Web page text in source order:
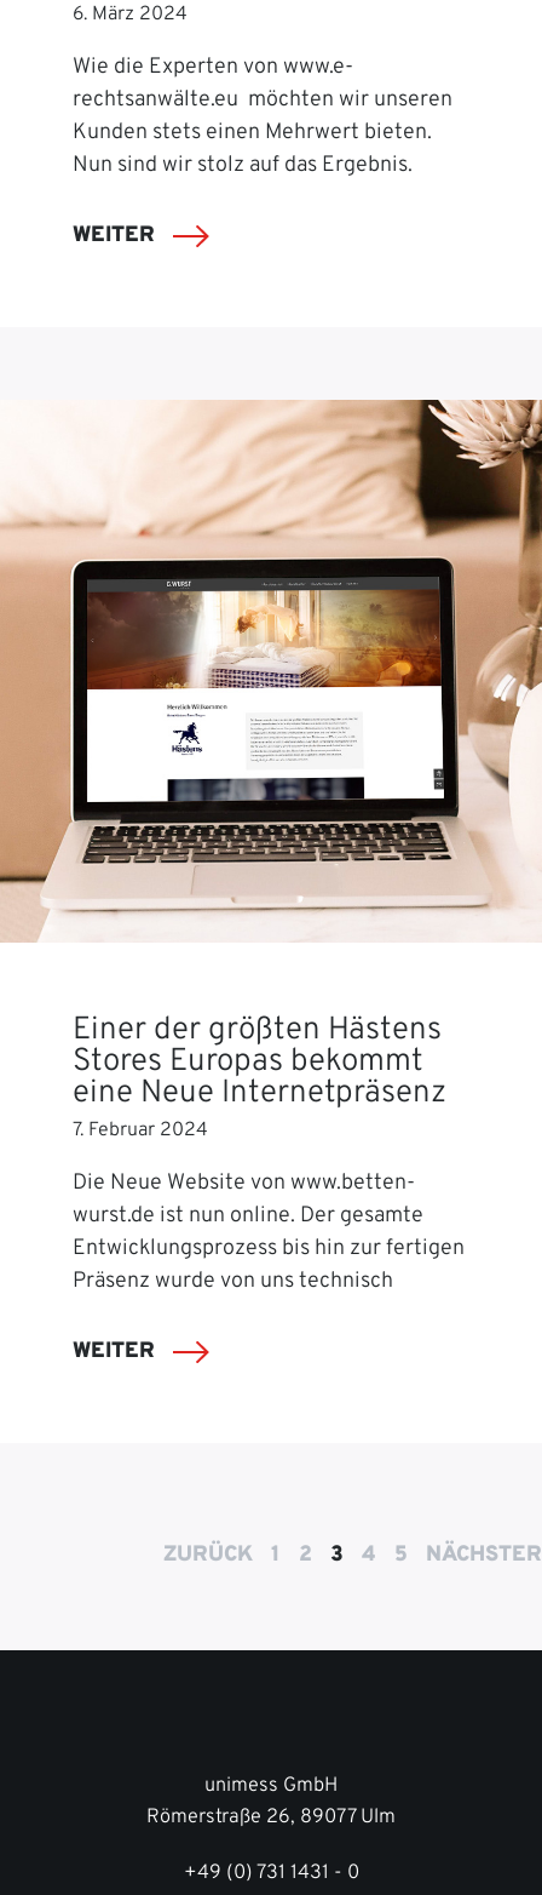
6. März 2024
Wie die Experten von www.e-
rechtsanwälte.eu möchten wir unseren
Kunden stets einen Mehrwert bieten.
Nun sind wir stolz auf das Ergebnis.
WEITER
Einer der größten Hästens
Stores Europas bekommt
eine Neue Internetpräsenz
7. Februar 2024
Die Neue Website von www.betten-
wurst.de ist nun online. Der gesamte
Entwicklungsprozess bis hin zur fertigen
Präsenz wurde von uns technisch
WEITER
ZURÜCK 1 2 3 4 5 NÄCHSTER
unimess GmbH
Römerstraße 26, 89077 Ulm
+49 (0) 731 1431 - 0